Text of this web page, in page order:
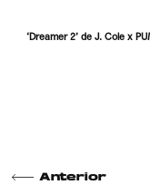
‘Dreamer 2’ de J. Cole x
Anterior